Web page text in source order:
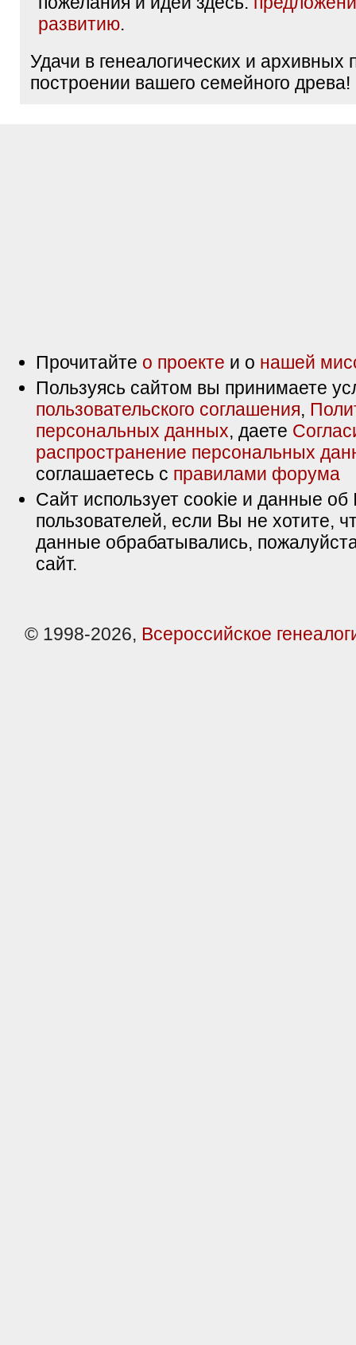
развитию.
Удачи в генеалогических и архивных
построении вашего семейного древа!
Прочитайте о проекте и о нашей
Пользуясь сайтом вы принимаете
пользовательского соглашения,
персональных данных, даете
распространение персональных
соглашаетесь с правилами форума
Сайт использует cookie и данные об
пользователей, если Вы не хотите,
данные обрабатывались,
сайт.
© 1998-2026, Всероссийское